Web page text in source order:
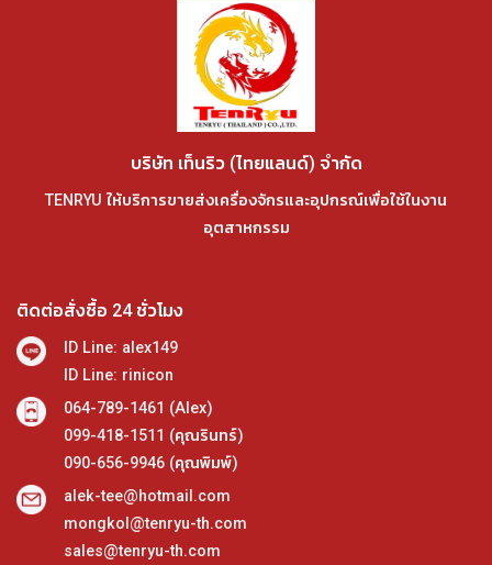
บริษัท เท็นริว (ไทยแลนด์) จำกัด
TENRYU ให้บริการขายส่งเครื่องจักรและอุปกรณ์เพื่อใช้ในงาน
อุตสาหกรรม
ติดต่อสั่งซื้อ 24 ชั่วโมง
ID Line: alex149
ID Line: rinicon
064-789-1461 (Alex)
099-418-1511 (คุณรินทร์)
090-656-9946 (คุณพิมพ์)
alek-tee@hotmail.com
mongkol@tenryu-th.com
sales@tenryu-th.com